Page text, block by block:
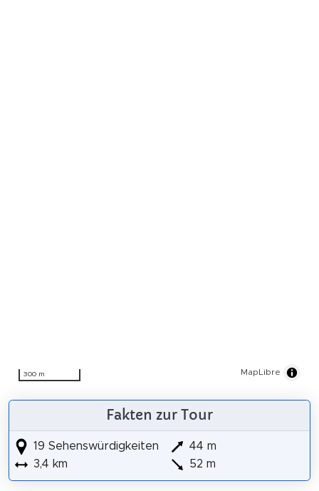
300 m MapLibre
Fakten zur Tour
19 Sehenswürdigkeiten
3,4 km
44 m
52 m